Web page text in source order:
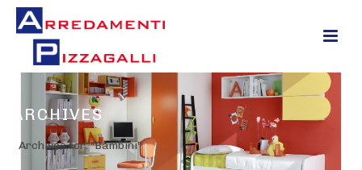
ARCHIVES
Archives for: "Bambini"